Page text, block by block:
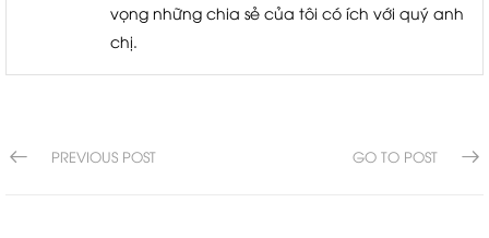
vọng những chia sẻ của tôi có ích với quý anh
chị.
PREVIOUS POST GO TO POST